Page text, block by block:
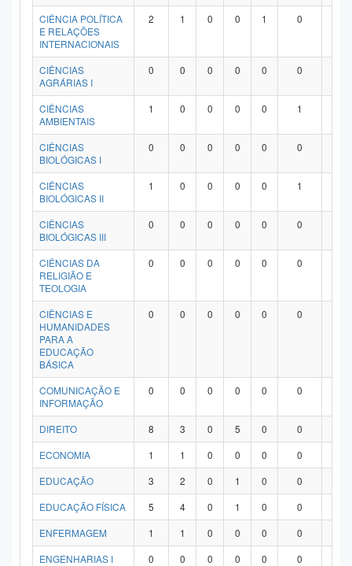
CIÊNCIA POLÍTICA
E RELAÇÕES
INTERNACIONAIS
2 1 0 0 1 0
CIÊNCIAS
AGRÁRIAS I
0 0 0 0 0 0
CIÊNCIAS
AMBIENTAIS
1 0 0 0 0 1
CIÊNCIAS
BIOLÓGICAS I
0 0 0 0 0 0
CIÊNCIAS
BIOLÓGICAS II
1 0 0 0 0 1
CIÊNCIAS
BIOLÓGICAS III
0 0 0 0 0 0
CIÊNCIAS DA
RELIGIÃO E
TEOLOGIA
0 0 0 0 0 0
CIÊNCIAS E
HUMANIDADES
PARA A
EDUCAÇÃO
BÁSICA
0 0 0 0 0 0
COMUNICAÇÃO E
INFORMAÇÃO
0 0 0 0 0 0
DIREITO 8 3 0 5 0 0
ECONOMIA
1 1 0 0 0 0
EDUCAÇÃO
3 2 0 1 0 0
EDUCAÇÃO FÍSICA
5 4 0 1 0 0
ENFERMAGEM
1 1 0 0 0 0
ENGENHARIAS I
0 0 0 0 0 0